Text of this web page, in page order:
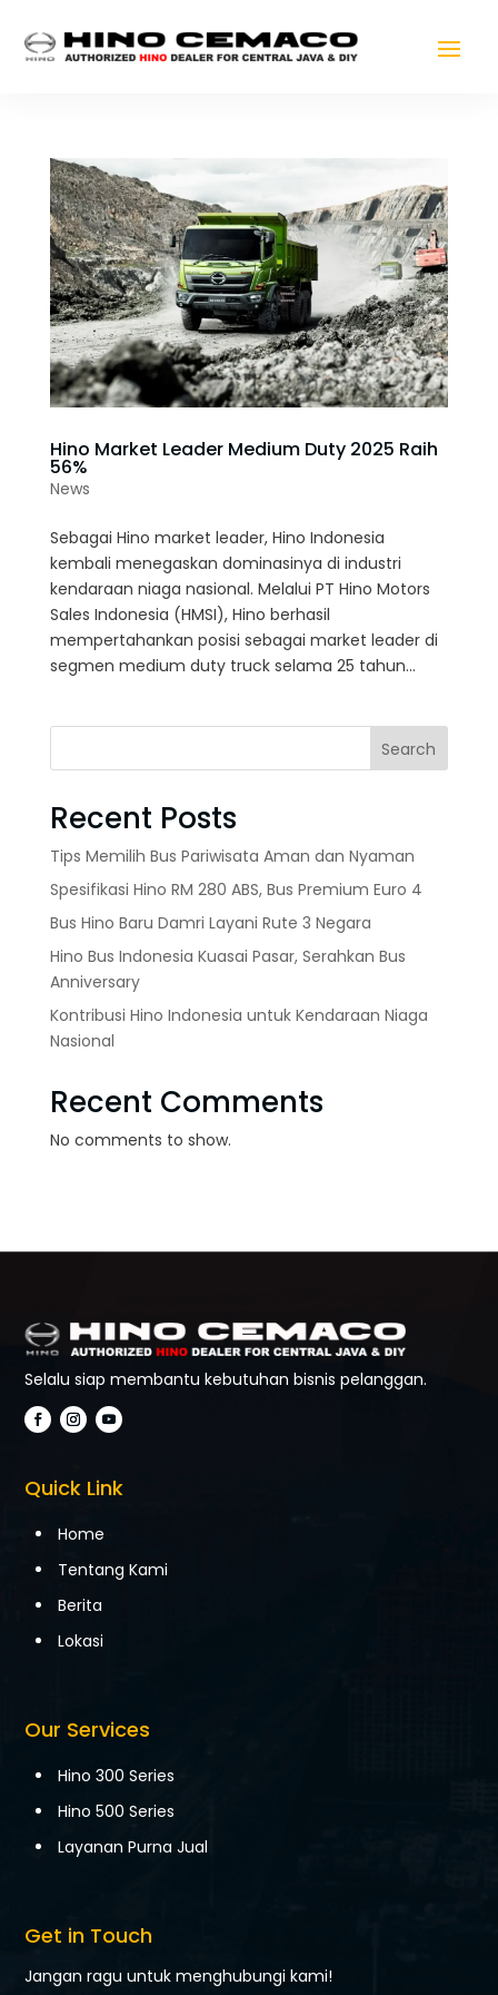
Hino Market Leader Medium Duty 2025 Raih
56%
News
Sebagai Hino market leader, Hino Indonesia
kembali menegaskan dominasinya di industri
kendaraan niaga nasional. Melalui PT Hino Motors
Sales Indonesia (HMSI), Hino berhasil
mempertahankan posisi sebagai market leader di
segmen medium duty truck selama 25 tahun...
Search
Recent Posts
Tips Memilih Bus Pariwisata Aman dan Nyaman
Spesifikasi Hino RM 280 ABS, Bus Premium Euro 4
Bus Hino Baru Damri Layani Rute 3 Negara
Hino Bus Indonesia Kuasai Pasar, Serahkan Bus
Anniversary
Kontribusi Hino Indonesia untuk Kendaraan Niaga
Nasional
Recent Comments
No comments to show.
Selalu siap membantu kebutuhan bisnis pelanggan.
Quick Link
Home
Tentang Kami
Berita
Lokasi
Our Services
Hino 300 Series
Hino 500 Series
Layanan Purna Jual
Get in Touch
Jangan ragu untuk menghubungi kami!